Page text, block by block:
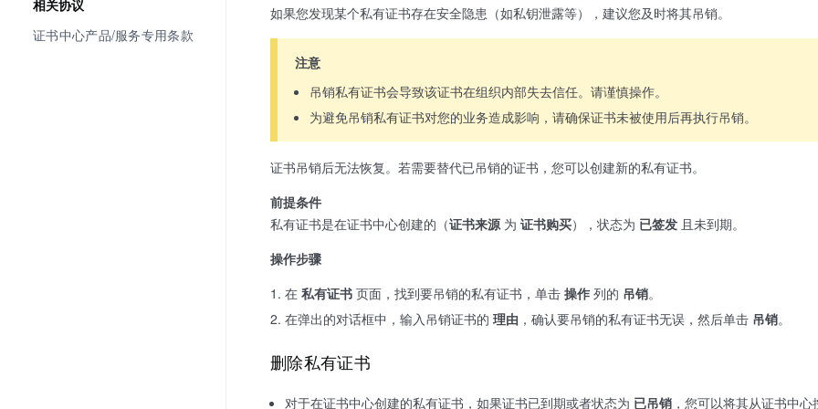
相关协议
证书中心产品/服务专用条款
如果您发现某个私有证书存在安全隐患（如私钥泄露等），建议您及时将其吊销。
注意
吊销私有证书会导致该证书在组织内部失去信任。请谨慎操作。
为避免吊销私有证书对您的业务造成影响，请确保证书未被使用后再执行吊销。
证书吊销后无法恢复。若需要替代已吊销的证书，您可以创建新的私有证书。
前提条件
私有证书是在证书中心创建的（证书来源为 证书购买），状态为 已签发 且未到期。
操作步骤
在 私有证书 页面，找到要吊销的私有证书，单击 操作 列的 吊销。
在弹出的对话框中，输入吊销证书的 理由 ，确认要吊销的私有证书无误，然后单击 吊销。
删除私有证书
对于在证书中心创建的私有证书，如果证书已到期或者状态为 已吊销 ，您可以将其从证书中心